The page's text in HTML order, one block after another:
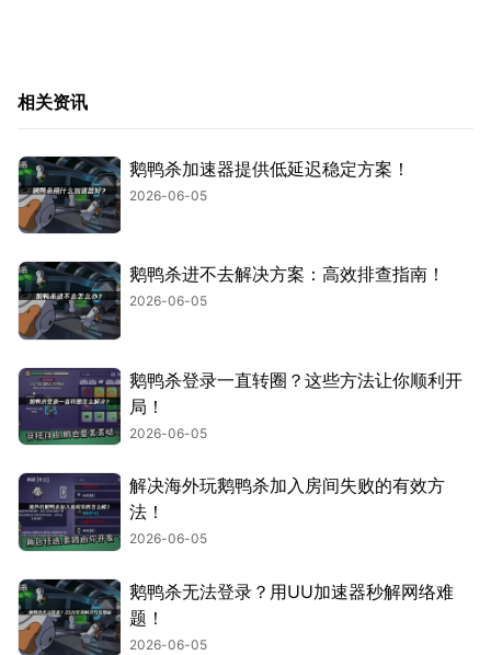
相关资讯
鹅鸭杀加速器提供低延迟稳定方案！
2026-06-05
鹅鸭杀进不去解决方案：高效排查指南！
2026-06-05
鹅鸭杀登录一直转圈？这些方法让你顺利开
局！
2026-06-05
解决海外玩鹅鸭杀加入房间失败的有效方
法！
2026-06-05
鹅鸭杀无法登录？用UU加速器秒解网络难
题！
2026-06-05